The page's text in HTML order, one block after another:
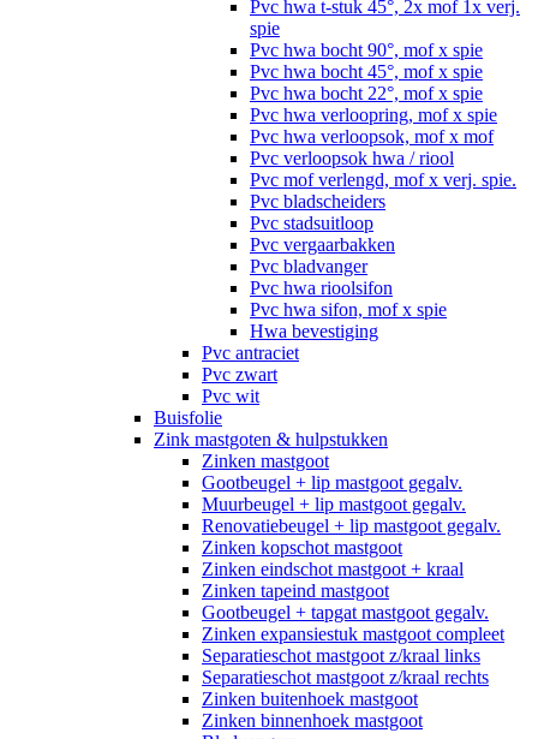
Pvc hwa t-stuk 45°, 2x mof 1x verj.
spie
Pvc hwa bocht 90°, mof x spie
Pvc hwa bocht 45°, mof x spie
Pvc hwa bocht 22°, mof x spie
Pvc hwa verloopring, mof x spie
Pvc hwa verloopsok, mof x mof
Pvc verloopsok hwa / riool
Pvc mof verlengd, mof x verj. spie.
Pvc bladscheiders
Pvc stadsuitloop
Pvc vergaarbakken
Pvc bladvanger
Pvc hwa rioolsifon
Pvc hwa sifon, mof x spie
Hwa bevestiging
Pvc antraciet
Pvc zwart
Pvc wit
Buisfolie
Zink mastgoten & hulpstukken
Zinken mastgoot
Gootbeugel + lip mastgoot gegalv.
Muurbeugel + lip mastgoot gegalv.
Renovatiebeugel + lip mastgoot gegalv.
Zinken kopschot mastgoot
Zinken eindschot mastgoot + kraal
Zinken tapeind mastgoot
Gootbeugel + tapgat mastgoot gegalv.
Zinken expansiestuk mastgoot compleet
Separatieschot mastgoot z/kraal links
Separatieschot mastgoot z/kraal rechts
Zinken buitenhoek mastgoot
Zinken binnenhoek mastgoot